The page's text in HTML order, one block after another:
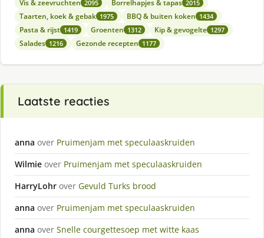
Vis & zeevruchten 2095 Borrelhapjes & tapas 2015
Taarten, koek & gebak 1975 BBQ & buiten koken 1434
Pasta & rijst 1419 Groenten 1312 Kip & gevogelte 1297
Salades 1216 Gezonde recepten 1177
Laatste reacties
anna over Pruimenjam met speculaaskruiden
Wilmie over Pruimenjam met speculaaskruiden
HarryLohr over Gevuld Turks brood
anna over Pruimenjam met speculaaskruiden
anna over Snelle courgettesoep met witte kaas